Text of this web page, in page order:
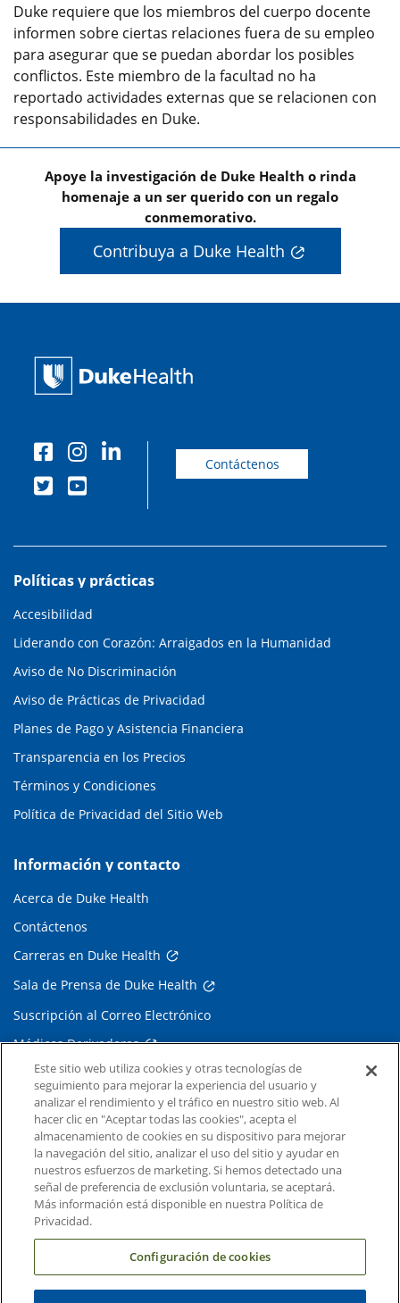
Duke requiere que los miembros del cuerpo docente
informen sobre ciertas relaciones fuera de su empleo
para asegurar que se puedan abordar los posibles
conflictos. Este miembro de la facultad no ha
reportado actividades externas que se relacionen con
responsabilidades en Duke.
Apoye la investigación de Duke Health o rinda
homenaje a un ser querido con un regalo
conmemorativo.
Contribuya a Duke Health
Contáctenos
Políticas y prácticas
Accesibilidad
Liderando con Corazón: Arraigados en la Humanidad
Aviso de No Discriminación
Aviso de Prácticas de Privacidad
Planes de Pago y Asistencia Financiera
Transparencia en los Precios
Términos y Condiciones
Política de Privacidad del Sitio Web
Información y contacto
Acerca de Duke Health
Contáctenos
Carreras en Duke Health
Sala de Prensa de Duke Health
Suscripción al Correo Electrónico
Médicos Derivadores
Enlaces relacionados
Duke Cancer Institute
Duke Children's
Duke School of Medicine
Duke School of Nursing
Duke University
Este sitio web utiliza cookies y otras tecnologías de
seguimiento para mejorar la experiencia del usuario y
analizar el rendimiento y el tráfico en nuestro sitio web. Al
hacer clic en "Aceptar todas las cookies", acepta el
almacenamiento de cookies en su dispositivo para mejorar
la navegación del sitio, analizar el uso del sitio y ayudar en
nuestros esfuerzos de marketing. Si hemos detectado una
señal de preferencia de exclusión voluntaria, se aceptará.
Más información está disponible en nuestra Política de
Privacidad.
Configuración de cookies